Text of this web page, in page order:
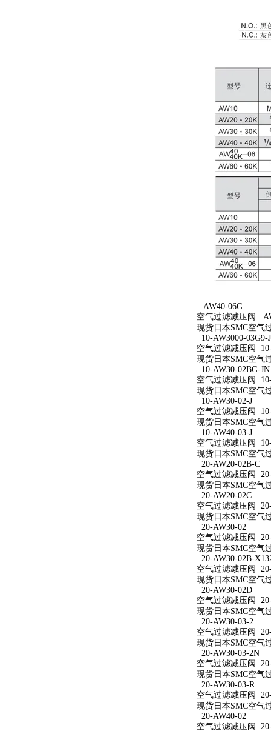
AW40-06G
空气过滤减压阀
现货日本SMC空气
10-AW3000-03G9-
空气过滤减压阀
现货日本SMC空气
10-AW30-02BG-JN
空气过滤减压阀
现货日本SMC空气
10-AW30-02-J
空气过滤减压阀
现货日本SMC空气
10-AW40-03-J
空气过滤减压阀
现货日本SMC空气
20-AW20-02B-C
空气过滤减压阀
现货日本SMC空气
20-AW20-02C
空气过滤减压阀
现货日本SMC空气
20-AW30-02
空气过滤减压阀
现货日本SMC空气
20-AW30-02B-
空气过滤减压阀
现货日本SMC空气
20-AW30-02D
空气过滤减压阀
现货日本SMC空气
20-AW30-03-2
空气过滤减压阀
现货日本SMC空气
20-AW30-03-2N
空气过滤减压阀
现货日本SMC空气
20-AW30-03-R
空气过滤减压阀
现货日本SMC空气
20-AW40-02
空气过滤减压阀